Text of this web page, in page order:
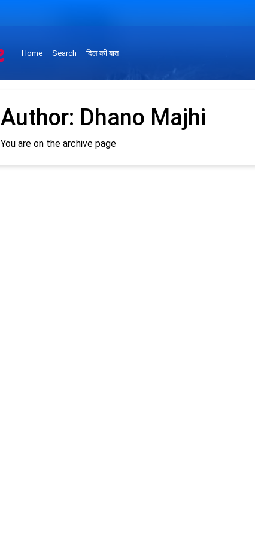
Home Search दिल की बात
Author: Dhano Majhi
You are on the archive page